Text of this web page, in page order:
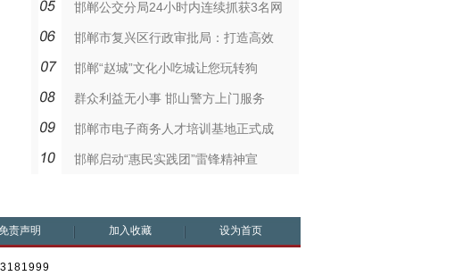
邯郸公交分局24小时内连续抓获3名网
邯郸市复兴区行政审批局：打造高效
邯郸“赵城”文化小吃城让您玩转狗
群众利益无小事 邯山警方上门服务
邯郸市电子商务人才培训基地正式成
邯郸启动“惠民实践团”雷锋精神宣
责声明 加入收藏 设为首页
3181999